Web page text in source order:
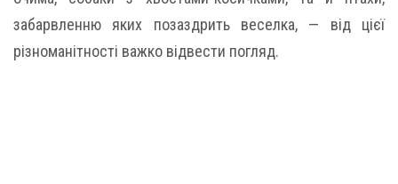
забарвленню яких позаздрить веселка, — від цієї
різноманітності важко відвести погляд.